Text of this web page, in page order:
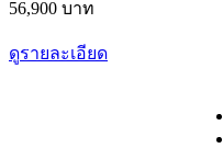
56,900 บาท
ดูรายละเอียด